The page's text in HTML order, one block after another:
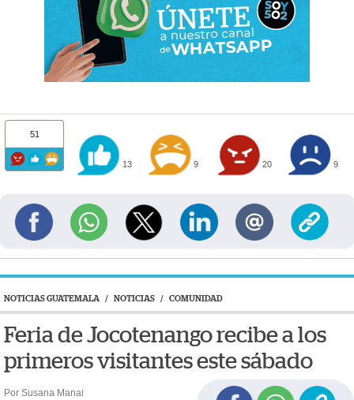
51
13 9 20 9
NOTICIAS GUATEMALA / NOTICIAS / COMUNIDAD
Feria de Jocotenango recibe a los
primeros visitantes este sábado
Por Susana Manai